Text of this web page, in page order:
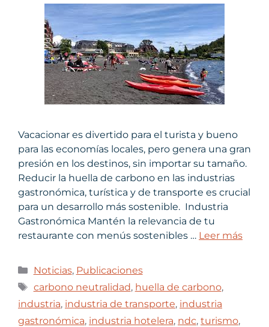
Vacacionar es divertido para el turista y bueno
para las economías locales, pero genera una gran
presión en los destinos, sin importar su tamaño.
Reducir la huella de carbono en las industrias
gastronómica, turística y de transporte es crucial
para un desarrollo más sostenible. Industria
Gastronómica Mantén la relevancia de tu
restaurante con menús sostenibles … Leer más
Noticias, Publicaciones
carbono neutralidad, huella de carbono,
industria, industria de transporte, industria
gastronómica, industria hotelera, ndc, turismo,